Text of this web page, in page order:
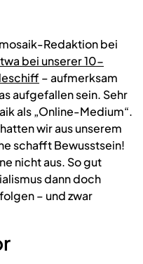
Redaktion bei
bei unserer 10-
– aufmerksam
aufgefallen sein. Sehr
als „Online-Medium“.
wir aus unserem
schafft Bewusstsein!
nicht aus. So gut
dann doch
– und zwar